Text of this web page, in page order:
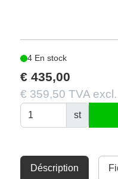
4 En stock
€ 435,00
€ 359,50 TVA excl.
st
Déscription